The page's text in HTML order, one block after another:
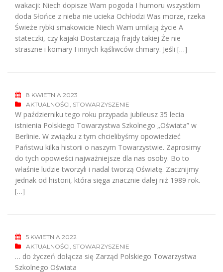
wakacji: Niech dopisze Wam pogoda I humoru wszystkim
doda Słońce z nieba nie ucieka Ochłodzi Was morze, rzeka
Świeże rybki smakowicie Niech Wam umilają życie A
stateczki, czy kajaki Dostarczają frajdy takiej Że nie
straszne i komary I innych kąśliwców chmary. Jeśli […]
8 KWIETNIA 2023
AKTUALNOŚCI, STOWARZYSZENIE
W październiku tego roku przypada jubileusz 35 lecia
istnienia Polskiego Towarzystwa Szkolnego „Oświata” w
Berlinie. W związku z tym chcielibyśmy opowiedzieć
Państwu kilka historii o naszym Towarzystwie. Zaprosimy
do tych opowieści najważniejsze dla nas osoby. Bo to
właśnie ludzie tworzyli i nadal tworzą Oświatę. Zacznijmy
jednak od historii, która sięga znacznie dalej niż 1989 rok.
[…]
5 KWIETNIA 2022
AKTUALNOŚCI, STOWARZYSZENIE
… do życzeń dołącza się Zarząd Polskiego Towarzystwa
Szkolnego Oświata